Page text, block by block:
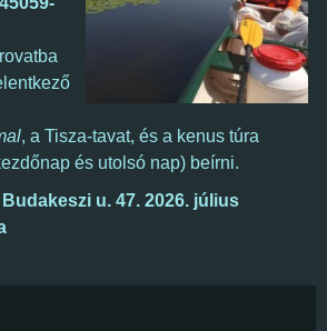
, a Tisza-tavat, és a kenus túra
és utolsó nap) beírni.
Budakeszi u. 47. 2026. július